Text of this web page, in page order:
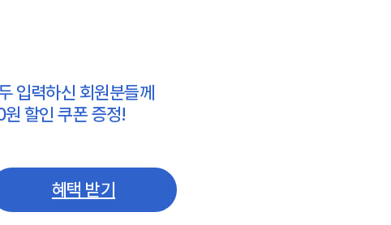
입력하신 회원분들께
할인 쿠폰 증정!
혜택 받기